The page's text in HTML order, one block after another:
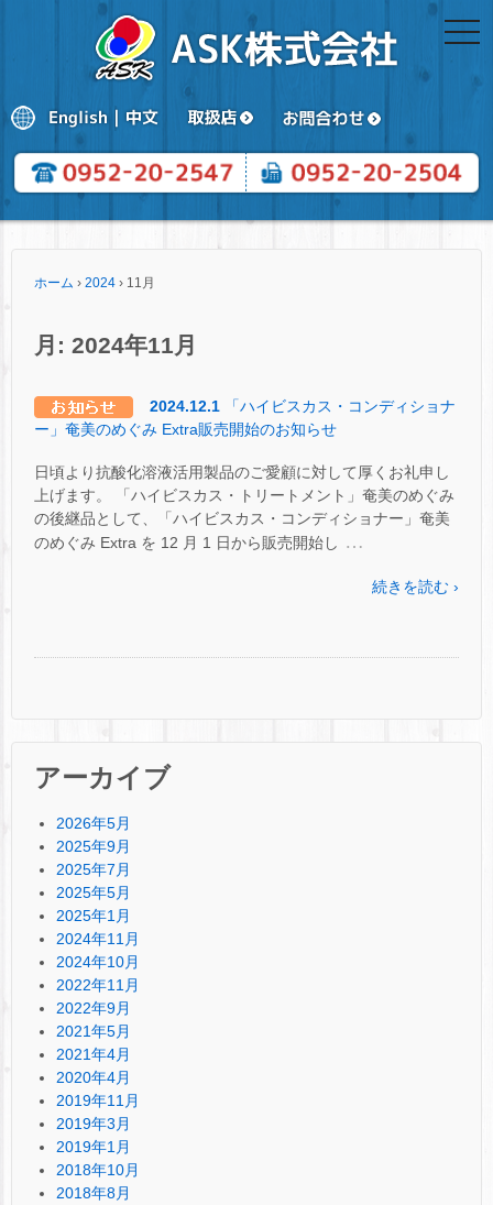
ホーム › 2024 › 11月
月: 2024年11月
2024.12.1 「ハイビスカス・コンディショナ
ー」奄美のめぐみ Extra販売開始のお知らせ
日頃より抗酸化溶液活用製品のご愛顧に対して厚くお礼申し
上げます。 「ハイビスカス・トリートメント」奄美のめぐみ
の後継品として、「ハイビスカス・コンディショナー」奄美
のめぐみ Extra を 12 月 1 日から販売開始し …
続きを読む ›
アーカイブ
2026年5月
2025年9月
2025年7月
2025年5月
2025年1月
2024年11月
2024年10月
2022年11月
2022年9月
2021年5月
2021年4月
2020年4月
2019年11月
2019年3月
2019年1月
2018年10月
2018年8月